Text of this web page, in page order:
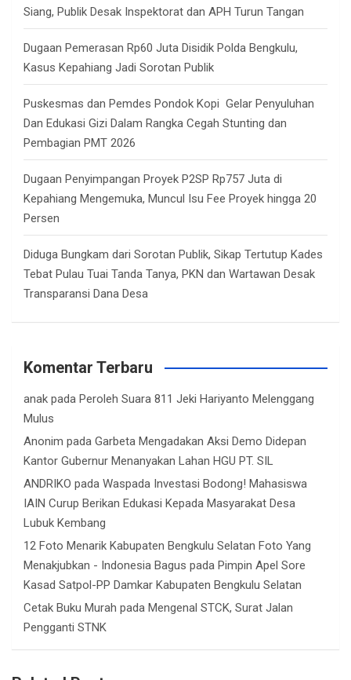
Siang, Publik Desak Inspektorat dan APH Turun Tangan
Dugaan Pemerasan Rp60 Juta Disidik Polda Bengkulu,
Kasus Kepahiang Jadi Sorotan Publik
Puskesmas dan Pemdes Pondok Kopi Gelar Penyuluhan
Dan Edukasi Gizi Dalam Rangka Cegah Stunting dan
Pembagian PMT 2026
Dugaan Penyimpangan Proyek P2SP Rp757 Juta di
Kepahiang Mengemuka, Muncul Isu Fee Proyek hingga 20
Persen
Diduga Bungkam dari Sorotan Publik, Sikap Tertutup Kades
Tebat Pulau Tuai Tanda Tanya, PKN dan Wartawan Desak
Transparansi Dana Desa
Komentar Terbaru
anak pada Peroleh Suara 811 Jeki Hariyanto Melenggang
Mulus
Anonim pada Garbeta Mengadakan Aksi Demo Didepan
Kantor Gubernur Menanyakan Lahan HGU PT. SIL
ANDRIKO pada Waspada Investasi Bodong! Mahasiswa
IAIN Curup Berikan Edukasi Kepada Masyarakat Desa
Lubuk Kembang
12 Foto Menarik Kabupaten Bengkulu Selatan Foto Yang
Menakjubkan - Indonesia Bagus pada Pimpin Apel Sore
Kasad Satpol-PP Damkar Kabupaten Bengkulu Selatan
Cetak Buku Murah pada Mengenal STCK, Surat Jalan
Pengganti STNK